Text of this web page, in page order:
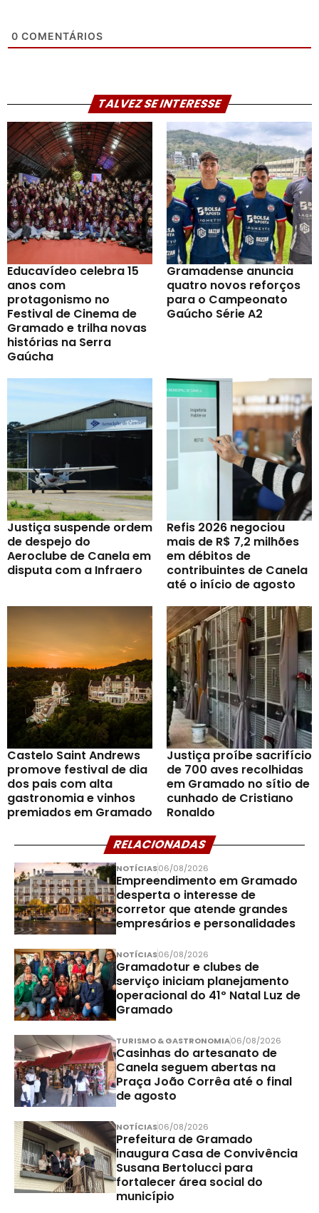
0 COMENTÁRIOS
TALVEZ SE INTERESSE
Educavídeo celebra 15
anos com
protagonismo no
Festival de Cinema de
Gramado e trilha novas
histórias na Serra
Gaúcha
Gramadense anuncia
quatro novos reforços
para o Campeonato
Gaúcho Série A2
Justiça suspende ordem
de despejo do
Aeroclube de Canela em
disputa com a Infraero
Refis 2026 negociou
mais de R$ 7,2 milhões
em débitos de
contribuintes de Canela
até o início de agosto
Castelo Saint Andrews
promove festival de dia
dos pais com alta
gastronomia e vinhos
premiados em Gramado
Justiça proíbe sacrifício
de 700 aves recolhidas
em Gramado no sítio de
cunhado de Cristiano
Ronaldo
RELACIONADAS
NOTÍCIAS06/08/2026
Empreendimento em Gramado
desperta o interesse de
corretor que atende grandes
empresários e personalidades
NOTÍCIAS06/08/2026
Gramadotur e clubes de
serviço iniciam planejamento
operacional do 41º Natal Luz de
Gramado
TURISMO & GASTRONOMIA06/08/2026
Casinhas do artesanato de
Canela seguem abertas na
Praça João Corrêa até o final
de agosto
NOTÍCIAS06/08/2026
Prefeitura de Gramado
inaugura Casa de Convivência
Susana Bertolucci para
fortalecer área social do
município